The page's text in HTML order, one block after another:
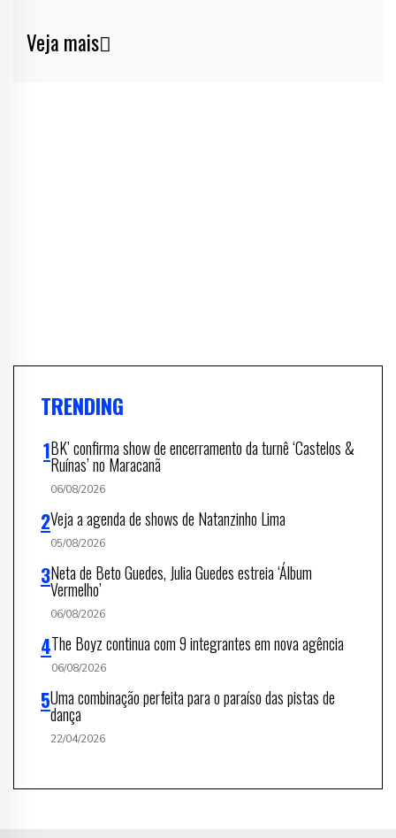
Veja mais
TRENDING
BK’ confirma show de encerramento da turnê ‘Castelos &
Ruínas’ no Maracanã
06/08/2026
Veja a agenda de shows de Natanzinho Lima
05/08/2026
Neta de Beto Guedes, Julia Guedes estreia ‘Álbum
Vermelho’
06/08/2026
The Boyz continua com 9 integrantes em nova agência
06/08/2026
Uma combinação perfeita para o paraíso das pistas de
dança
22/04/2026